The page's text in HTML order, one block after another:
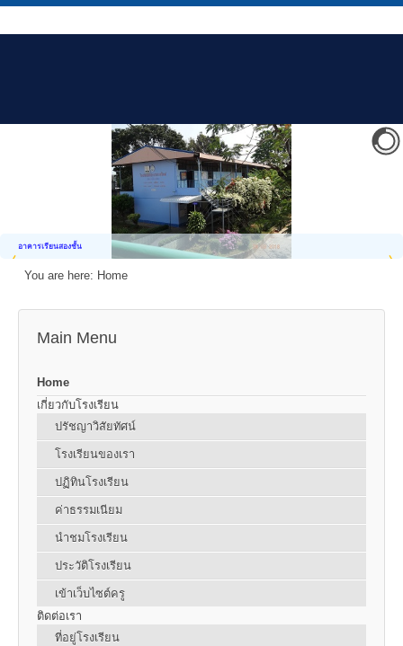
อาคารเรียนสองชั้น
You are here: Home
Main Menu
Home
เกี่ยวกับโรงเรียน
ปรัชญาวิสัยทัศน์
โรงเรียนของเรา
ปฏิทินโรงเรียน
ค่าธรรมเนียม
นำชมโรงเรียน
ประวัติโรงเรียน
เข้าเว็บไซต์ครู
ติดต่อเรา
ที่อยู่โรงเรียน